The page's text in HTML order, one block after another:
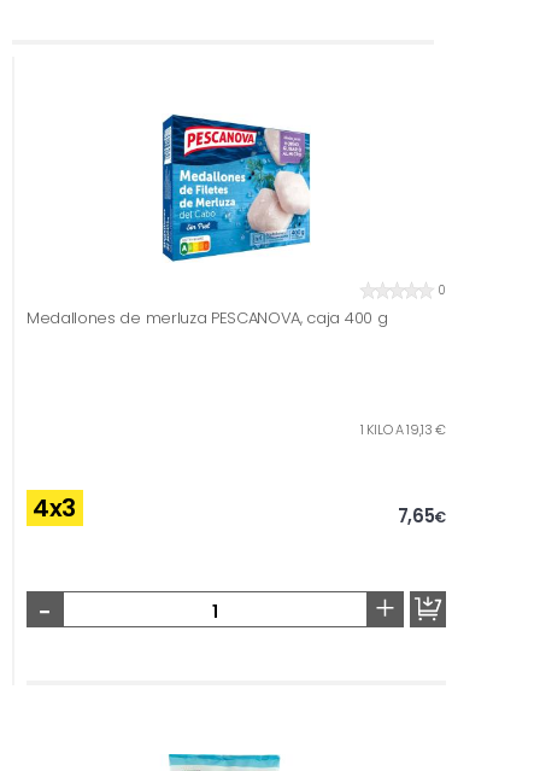
0
Medallones de merluza PESCANOVA, caja 400 g
1 KILO A 19,13 €
4x3 7,65€
- +